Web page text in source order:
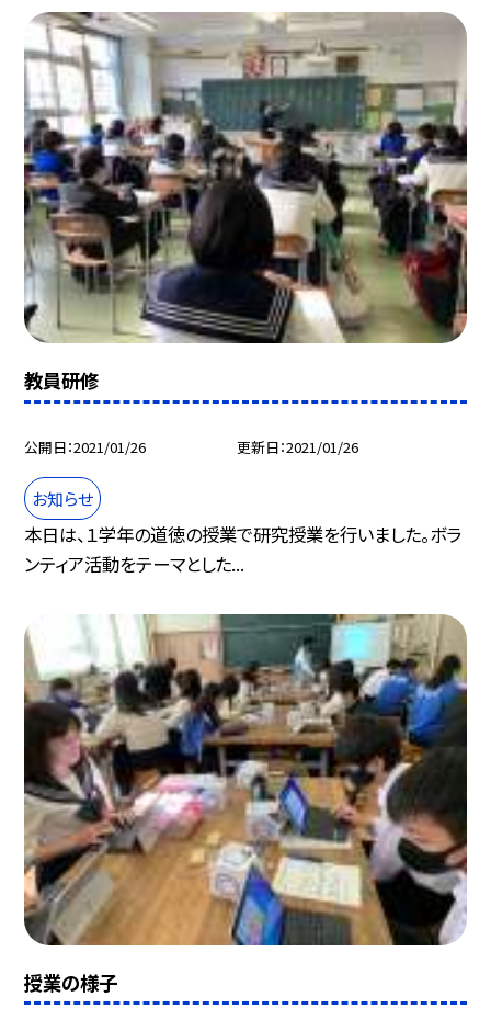
教員研修
公開日 2021/01/26 更新日 2021/01/26
お知らせ
本日は、１学年の道徳の授業で研究授業を行いました。ボラ
ンティア活動をテーマとした...
授業の様子